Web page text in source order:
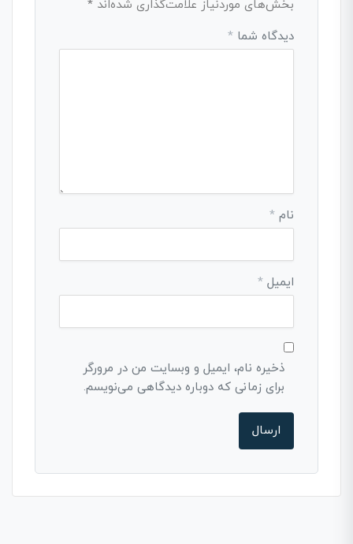
بخش‌های موردنیاز علامت‌گذاری شده‌اند *
دیدگاه شما *
نام *
ایمیل *
ذخیره نام، ایمیل و وبسایت من در مرورگر
برای زمانی که دوباره دیدگاهی می‌نویسم.